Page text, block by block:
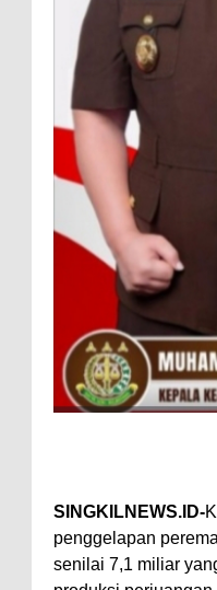
SINGKILNEWS.ID-
penggelapan
senilai 7,1 miliar